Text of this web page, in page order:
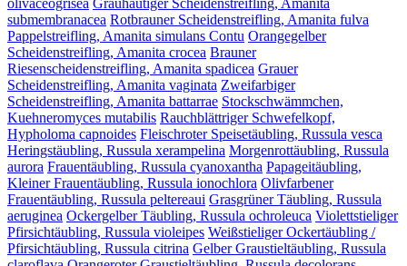
olivaceogrisea Grauhäutiger Scheidenstreifling, Amanita
submembranacea Rotbrauner Scheidenstreifling, Amanita fulva
Pappelstreifling, Amanita simulans Contu Orangegelber
Scheidenstreifling, Amanita crocea Brauner
Riesenscheidenstreifling, Amanita spadicea Grauer
Scheidenstreifling, Amanita vaginata Zweifarbiger
Scheidenstreifling, Amanita battarrae Stockschwämmchen,
Kuehneromyces mutabilis Rauchblättriger Schwefelkopf,
Hypholoma capnoides Fleischroter Speisetäubling, Russula vesca
Heringstäubling, Russula xerampelina Morgenrottäubling, Russula
aurora Frauentäubling, Russula cyanoxantha Papageitäubling,
Kleiner Frauentäubling, Russula ionochlora Olivfarbener
Frauentäubling, Russula peltereaui Grasgrüner Täubling, Russula
aeruginea Ockergelber Täubling, Russula ochroleuca Violettstieliger
Pfirsichtäubling, Russula violeipes Weißstieliger Ockertäubling /
Pfirsichtäubling, Russula citrina Gelber Graustieltäubling, Russula